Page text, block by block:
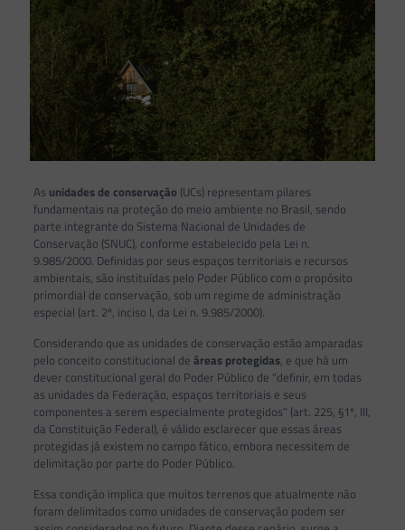
As unidades de conservação (UCs) representam pilares
fundamentais na proteção do meio ambiente no Brasil, sendo
parte integrante do Sistema Nacional de Unidades de
Conservação (SNUC), conforme estabelecido pela Lei n.
9.985/2000. Definidas por seus espaços territoriais e recursos
ambientais, são instituídas pelo Poder Público com o propósito
primordial de conservação, sob um regime de administração
especial (art. 2º, inciso I, da Lei n. 9.985/2000).
Considerando que as unidades de conservação estão amparadas
pelo conceito constitucional de áreas protegidas, e que há um
dever constitucional geral do Poder Público de “definir, em todas
as unidades da Federação, espaços territoriais e seus
componentes a serem especialmente protegidos” (art. 225, §1º, III,
da Constituição Federal), é válido esclarecer que essas áreas
protegidas já existem no campo fático, embora necessitem de
delimitação por parte do Poder Público.
Essa condição implica que muitos terrenos que atualmente não
foram delimitados como unidades de conservação podem ser